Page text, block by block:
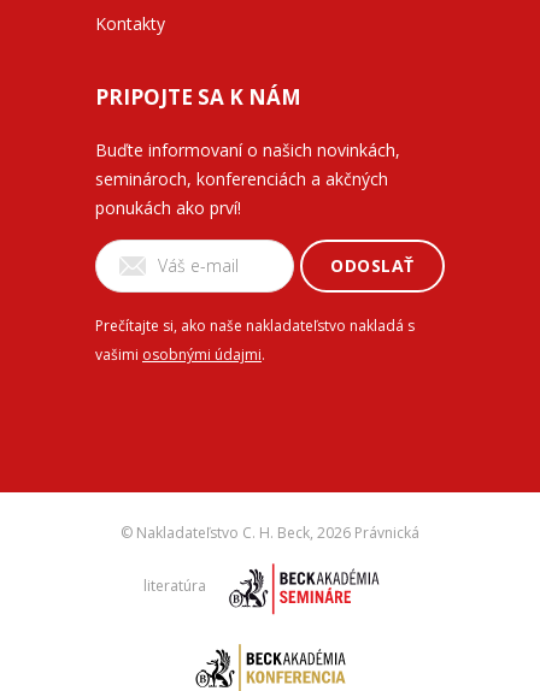
Kontakty
PRIPOJTE SA K NÁM
Buďte informovaní o našich novinkách,
seminároch, konferenciách a akčných
ponukách ako prví!
ODOSLAŤ
Prečítajte si, ako naše nakladateľstvo nakladá s
vašimi osobnými údajmi.
© Nakladateľstvo C. H. Beck, 2026 Právnická
literatúra